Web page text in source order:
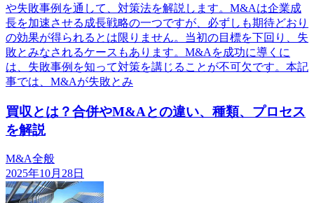
や失敗事例を通して、対策法を解説します。M&Aは企業成
長を加速させる成長戦略の一つですが、必ずしも期待どおり
の効果が得られるとは限りません。当初の目標を下回り、失
敗とみなされるケースもあります。M&Aを成功に導くに
は、失敗事例を知って対策を講じることが不可欠です。本記
事では、M&Aが失敗とみ
買収とは？合併やM&Aとの違い、種類、プロセス
を解説
M&A全般
2025年10月28日